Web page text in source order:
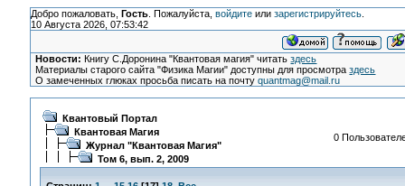
Добро пожаловать, Гость. Пожалуйста, войдитеили зарегистрируйтесь.
10 Августа 2026, 07:53:42
Новости: Книгу С.Доронина "Квантовая магия" читатьздесь
Материалы старого сайта "Физика Магии" доступны для просмотраздесь
О замеченных глюках просьба писать на почтуquantmag@mail.ru
Квантовый Портал
Квантовая Магия
Журнал "Квантовая Магия"
Том 6, вып. 2, 2009
0